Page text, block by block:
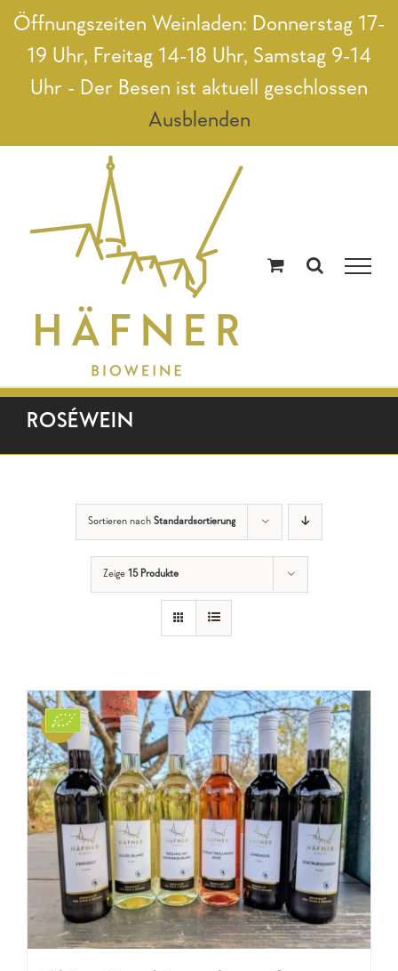
Zum
springen
ROSÉWEIN
Sortieren nach Standardsortierung
Zeige 15 Produkte
Sale!
Öffnungszeiten Weinladen: Donnerstag 17-
19 Uhr, Freitag 14-18 Uhr, Samstag 9-14
Uhr - Der Besen ist aktuell geschlossen
Ausblenden